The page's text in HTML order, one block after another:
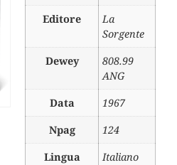
Editore
La
Sorgente
Dewey
808.99
ANG
Data
1967
Npag
124
Lingua
Italiano